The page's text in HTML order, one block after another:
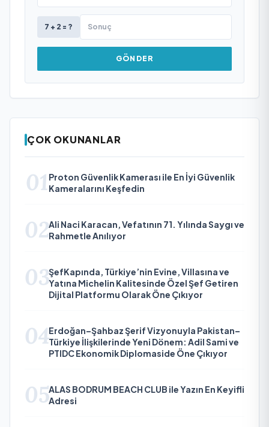
7 + 2 = ?
GÖNDER
ÇOK OKUNANLAR
01 Proton Güvenlik Kamerası ile En İyi Güvenlik
Kameralarını Keşfedin
02Ali Naci Karacan, Vefatının 71. Yılında Saygı ve
Rahmetle Anılıyor
03ŞefKapında, Türkiye’nin Evine, Villasına ve
Yatına Michelin Kalitesinde Özel Şef Getiren
Dijital Platformu Olarak Öne Çıkıyor
04Erdoğan–Şahbaz Şerif Vizyonuyla Pakistan–
Türkiye İlişkilerinde Yeni Dönem: Adil Sami ve
PTIDC Ekonomik Diplomaside Öne Çıkıyor
05ALAS BODRUM BEACH CLUB ile Yazın En Keyifli
Adresi